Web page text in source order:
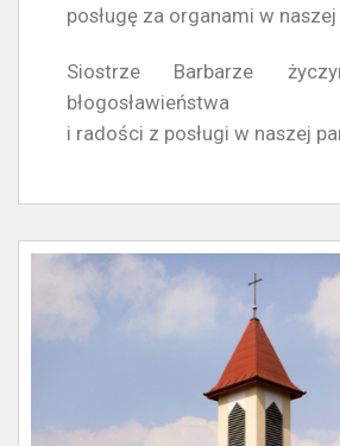
posługę za organami w
Siostrze Barbarze
błogosławieństwa
i radości z posługi w naszej